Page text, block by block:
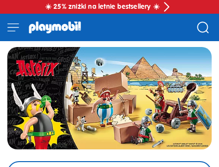
☀️ 25% zniżki na letnie bestsellery ☀️